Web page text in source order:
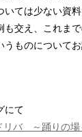
ては少ない資
も交え、これま
うものについて
にて
リバ ～踊りの